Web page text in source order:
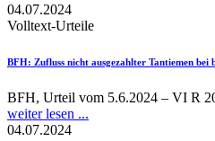
04.07.2024
Volltext-Urteile
BFH: Zufluss nicht ausgezahlter Tantiemen bei
BFH, Urteil vom 5.6.2024 – VI R
weiter lesen ...
04.07.2024